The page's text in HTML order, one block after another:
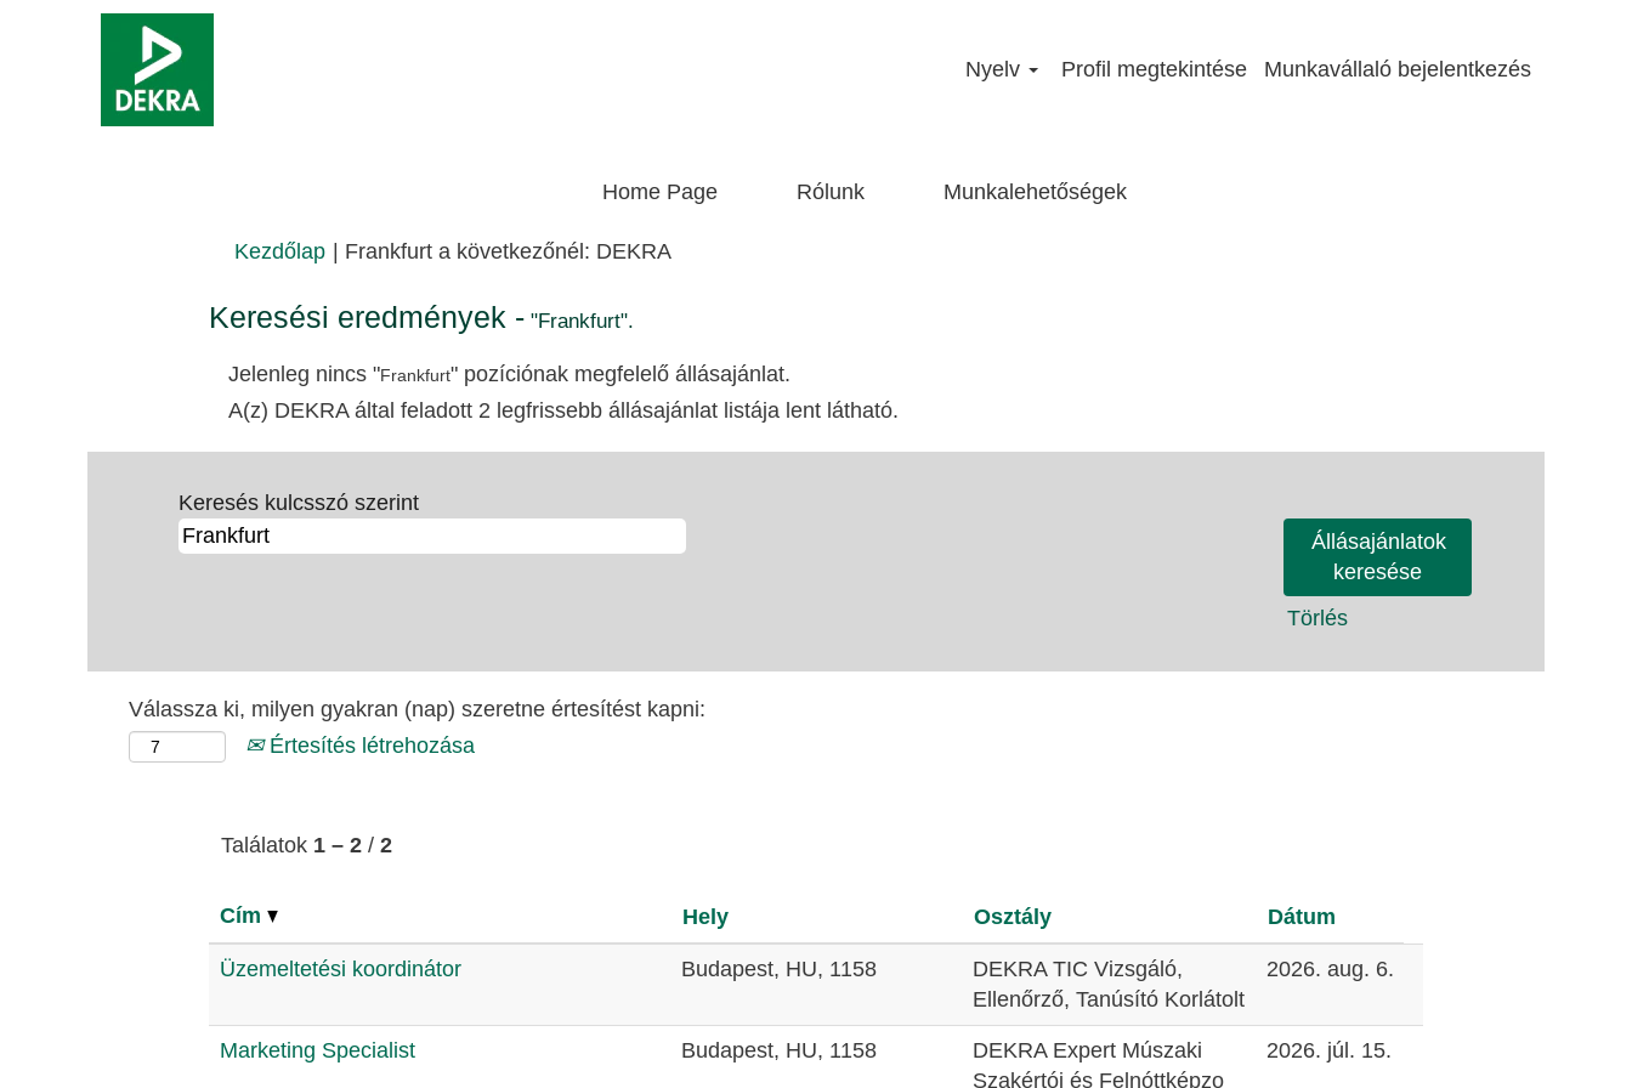
Nyelv Profil megtekintése Munkavállaló bejelentkezés
Home Page Rólunk Munkalehetőségek
Kezdőlap Frankfurt a következőnél: DEKRA(aktuális
Keresési eredmények - "Frankfurt".
Jelenleg nincs "Frankfurt" pozíciónak megfelelő állásajánlat.
A(z) DEKRA által feladott 2 legfrissebb állásajánlat listája lent látható.
Keresés kulcsszó szerint
Törlés
Válassza ki, milyen gyakran (nap) szeretne értesítést kapni:
Értesítés létrehozása
Találatok 1 – 2 / 2
Cím Hely Osztály Dátum
Üzemeltetési koordinátor Budapest, HU, 1158
DEKRA TIC Vizsgáló,
Ellenőrző, Tanúsító Korlátolt
2026. aug. 6.
Marketing Specialist Budapest, HU, 1158
DEKRA Expert Múszaki
Szakértói és Felnóttképzo
2026. júl. 15.